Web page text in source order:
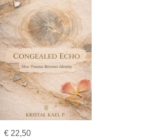
€ 22,50